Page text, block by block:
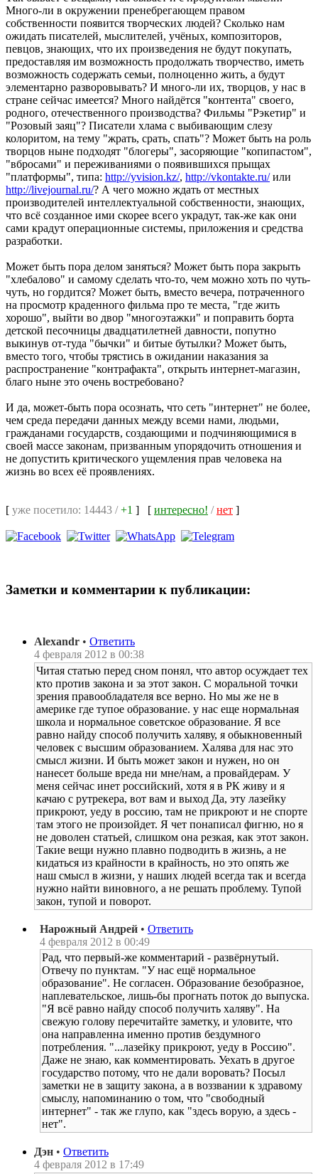
Много-ли в окружении пренебрегающем правом
собственности появится творческих людей? Сколько нам
ожидать писателей, мыслителей, учёных, композиторов,
певцов, знающих, что их произведения не будут покупать,
предоставляя им возможность продолжать творчество, иметь
возможность содержать семьи, полноценно жить, а будут
элементарно разворовывать? И много-ли их, творцов, у нас в
стране сейчас имеется? Много найдётся "контента" своего,
родного, отечественного производства? Фильмы "Рэкетир" и
"Розовый заяц"? Писатели хлама с выбивающим слезу
колоритом, на тему "жрать, срать, спать"? Может быть на роль
творцов ныне подходят "блогеры", засоряющие "копипастом",
"вбросами" и переживаниями о появившихся прыщах
"платформы", типа: http://yvision.kz/, http://vkontakte.ru/или
http://livejournal.ru/? А чего можно ждать от местных
производителей интеллектуальной собственности, знающих,
что всё созданное ими скорее всего украдут, так-же как они
сами крадут операционные системы, приложения и средства
разработки.
Может быть пора делом заняться? Может быть пора закрыть
"хлебалово" и самому сделать что-то, чем можно хоть по чуть-
чуть, но гордится? Может быть, вместо вечера, потраченного
на просмотр краденного фильма про те места, "где жить
хорошо", выйти во двор "многоэтажки" и поправить борта
детской песочницы двадцатилетней давности, попутно
выкинув от-туда "бычки" и битые бутылки? Может быть,
вместо того, чтобы трястись в ожидании наказания за
распространение "контрафакта", открыть интернет-магазин,
благо ныне это очень востребовано?
И да, может-быть пора осознать, что сеть "интернет" не более,
чем среда передачи данных между всеми нами, людьми,
гражданами государств, создающими и подчиняющимися в
своей массе законам, призванным упорядочить отношения и
не допустить критического ущемления прав человека на
жизнь во всех её проявлениях.
[ уже посетило: 14443 /+1 ] [ интересно! /нет ]
Заметки и комментарии к публикации:
Alexandr • Ответить
4 февраля 2012 в 00:38
Читая статью перед сном понял, что автор осуждает тех
кто против закона и за этот закон. С моральной точки
зрения правообладателя все верно. Но мы же не в
америке где тупое образование. у нас еще нормальная
школа и нормальное советское образование. Я все
равно найду способ получить халяву, я обыкновенный
человек с высшим образованием. Халява для нас это
смысл жизни. И быть может закон и нужен, но он
нанесет больше вреда ни мне/нам, а провайдерам. У
меня сейчас инет российский, хотя я в РК живу и я
качаю с рутрекера, вот вам и выход Да, эту лазейку
прикроют, уеду в россию, там не прикроют и не спорте
там этого не произойдет. Я чет понаписал фигню, но я
не доволен статьей, слишком она резкая, как этот закон.
Такие вещи нужно плавно подводить в жизнь, а не
кидаться из крайности в крайность, но это опять же
наш смысл в жизни, у наших людей всегда так и всегда
нужно найти виновного, а не решать проблему. Тупой
закон, тупой и поворот.
Нарожный Андрей • Ответить
4 февраля 2012 в 00:49
Рад, что первый-же комментарий - развёрнутый.
Отвечу по пунктам. "У нас ещё нормальное
образование". Не согласен. Образование безобразное,
наплевательское, лишь-бы прогнать поток до выпуска.
"Я всё равно найду способ получить халяву". На
свежую голову перечитайте заметку, и уловите, что
она направленна именно против бездумного
потребления. "...лазейку прикроют, уеду в Россию".
Даже не знаю, как комментировать. Уехать в другое
государство потому, что не дали воровать? Посыл
заметки не в защиту закона, а в воззвании к здравому
смыслу, напоминанию о том, что "свободный
интернет" - так же глупо, как "здесь ворую, а здесь -
нет".
Дэн • Ответить
4 февраля 2012 в 17:49